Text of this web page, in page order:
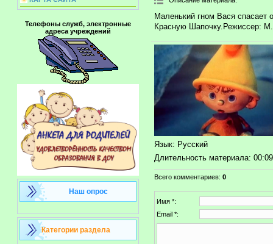
Телефоны служб, электронные
адреса учреждений
Наш опрос
Категории раздела
Маленький гном Вася спасает
Красную Шапочку.Режиссер:
Язык: Русский
Длительность материала:
Всего комментариев: 0
Имя *:
Email *: